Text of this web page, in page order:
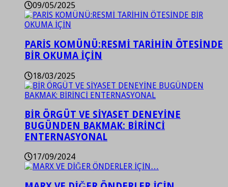
09/05/2025
PARİS KOMÜNÜ:RESMİ TARİHİN ÖTESİNDE
BİR OKUMA İÇİN
18/03/2025
BİR ÖRGÜT VE SİYASET DENEYİNE
BUGÜNDEN BAKMAK: BİRİNCİ
ENTERNASYONAL
17/09/2024